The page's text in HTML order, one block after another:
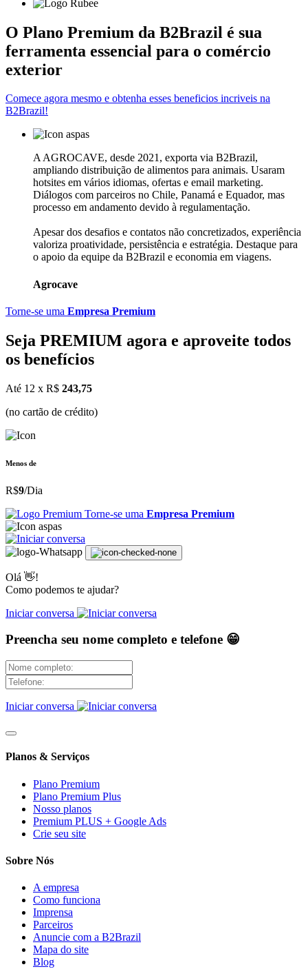
O Plano Premium da B2Brazil é sua
ferramenta essencial para o comércio
exterior
Comece agora mesmo e obtenha esses beneficios incriveis na
B2Brazil!
A AGROCAVE, desde 2021, exporta via B2Brazil,
ampliando distribuição de alimentos para animais. Usaram
hotsites em vários idiomas, ofertas e email marketing.
Diálogos com parceiros no Chile, Panamá e Equador, mas
processo em andamento devido à regulamentação.
Apesar dos desafios e contatos não concretizados, experiência
valoriza proatividade, persistência e estratégia. Destaque para
o apoio da equipe da B2Brazil e economia em viagens.
Agrocave
Torne-se uma Empresa Premium
Seja PREMIUM agora e aproveite todos
os benefícios
Até 12 x R$ 243,75
(no cartão de crédito)
Menos de
R$9/Dia
Torne-se uma Empresa Premium
Olá 👋!
Como podemos te ajudar?
Iniciar conversa
Preencha seu nome completo e telefone 😁
Iniciar conversa
Planos & Serviços
Plano Premium
Plano Premium Plus
Nosso planos
Premium PLUS + Google Ads
Crie seu site
Sobre Nós
A empresa
Como funciona
Imprensa
Parceiros
Anuncie com a B2Brazil
Mapa do site
Blog